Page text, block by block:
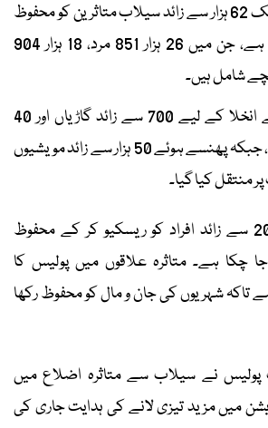
پنجاب پولیس نے اب تک 62 ہزار سے زائد سیلاب متاثرین کو محفوظ
مقامات پر منتقل کیا ہے، جن میں 26 ہزار 851 مرد، 18 ہزار 904
پولیس نے متاثرین کے انخلا کے لیے 700 سے زائد گاڑیاں اور 40
کشتیاں استعمال کیں، جبکہ پھنسے ہوئے 50 ہزار سے زائد مویشیوں
منتقل کیا گیا۔
لاہور میں اب تک 200 سے زائد افراد کو ریسکیو کر کے محفوظ
چکا ہے۔ متاثرہ علاقوں میں پولیس کا
شہریوں کی جان و مال کو محفوظ رکھا
پولیس نے سیلاب سے متاثرہ اضلاع میں
میں مزید تیزی لانے کی ہدایت جاری کی